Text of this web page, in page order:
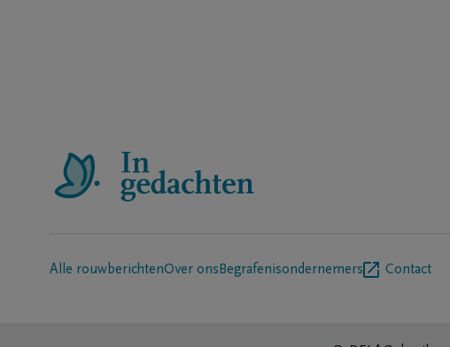
Alle rouwberichtenOver ons Begrafenisondernemers Contact